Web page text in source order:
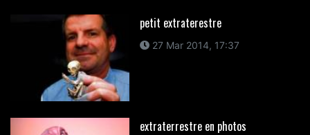
petit extraterestre
27 Mar 2014, 17:37
extraterrestre en photos